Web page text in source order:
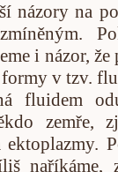
názory na
i názor,
v tzv.
fluidem
zemře,
naříkáme,